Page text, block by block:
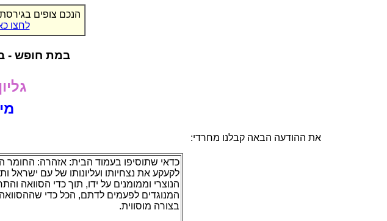
הנכם צופים
לחצו
במת חופש -
את ההודעה הבאה קבלנו מחרדי:
כדאי שתוסיפו בעמוד הבית: אזהרה:
לקעקע את נצחיותו ועליונותו של עם ישראל
הנוצרי וממומנים על ידו, תוך כדי הסוואה
המנוגדים לפעמים לדתם, הכל כדי
בצורה מוסווית.